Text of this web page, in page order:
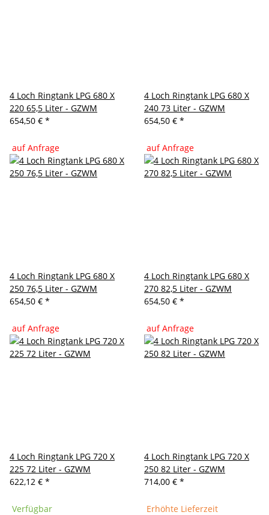
4 Loch Ringtank LPG 680 X
220 65,5 Liter - GZWM
654,50 € *
auf Anfrage
4 Loch Ringtank LPG 680 X
240 73 Liter - GZWM
654,50 € *
auf Anfrage
4 Loch Ringtank LPG 680 X
250 76,5 Liter - GZWM
654,50 € *
auf Anfrage
4 Loch Ringtank LPG 680 X
270 82,5 Liter - GZWM
654,50 € *
auf Anfrage
4 Loch Ringtank LPG 720 X
225 72 Liter - GZWM
622,12 € *
Verfügbar
4 Loch Ringtank LPG 720 X
250 82 Liter - GZWM
714,00 € *
Erhöhte Lieferzeit